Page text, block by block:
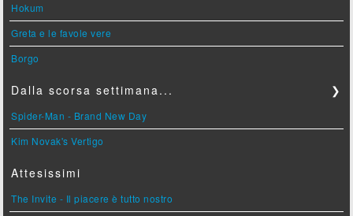
Hokum
Greta e le favole vere
Borgo
Dalla scorsa settimana... ❯
Spider-Man - Brand New Day
Kim Novak's Vertigo
Attesissimi
The Invite - Il piacere è tutto nostro